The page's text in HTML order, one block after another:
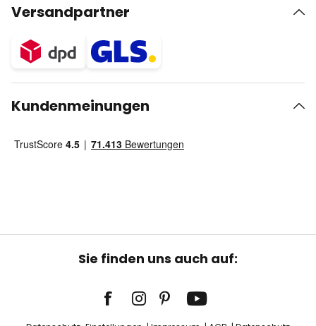
Versandpartner
Kundenmeinungen
Sie finden uns auch auf: